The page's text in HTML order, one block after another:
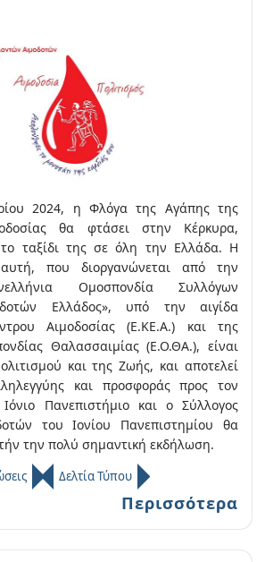
2024, η Φλόγα της Αγάπης της
θα φτάσει στην Κέρκυρα,
ταξίδι της σε όλη την Ελλάδα. Η
που διοργανώνεται από την
Ομοσπονδία Συλλόγων
Ελλάδος», υπό την αιγίδα
Αιμοδοσίας (Ε.ΚΕ.Α.) και της
Θαλασσαιμίας (Ε.Ο.ΘΑ.), είναι
και της Ζωής, και αποτελεί
και προσφοράς προς τον
Πανεπιστήμιο και ο Σύλλογος
του Ιονίου Πανεπιστημίου θα
την πολύ σημαντική εκδήλωση.
Δελτία Τύπου
Περισσότερα